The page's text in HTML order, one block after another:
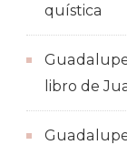
quística
libro de